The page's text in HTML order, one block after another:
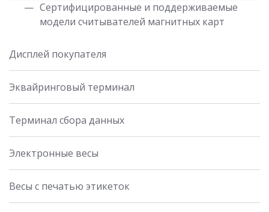
Сертифицированные и поддерживаемые
модели считывателей магнитных карт
Дисплей покупателя
Эквайринговый терминал
Терминал сбора данных
Электронные весы
Весы с печатью этикеток